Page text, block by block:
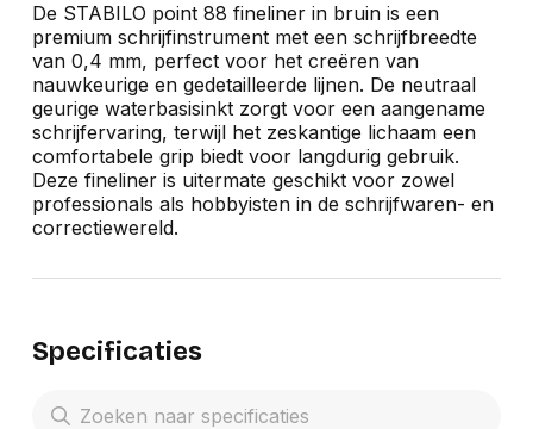
De STABILO point 88 fineliner in bruin is een
premium schrijfinstrument met een schrijfbreedte
van 0,4 mm, perfect voor het creëren van
nauwkeurige en gedetailleerde lijnen. De neutraal
geurige waterbasisinkt zorgt voor een aangename
schrijfervaring, terwijl het zeskantige lichaam een
comfortabele grip biedt voor langdurig gebruik.
Deze fineliner is uitermate geschikt voor zowel
professionals als hobbyisten in de schrijfwaren- en
correctiewereld.
Specificaties